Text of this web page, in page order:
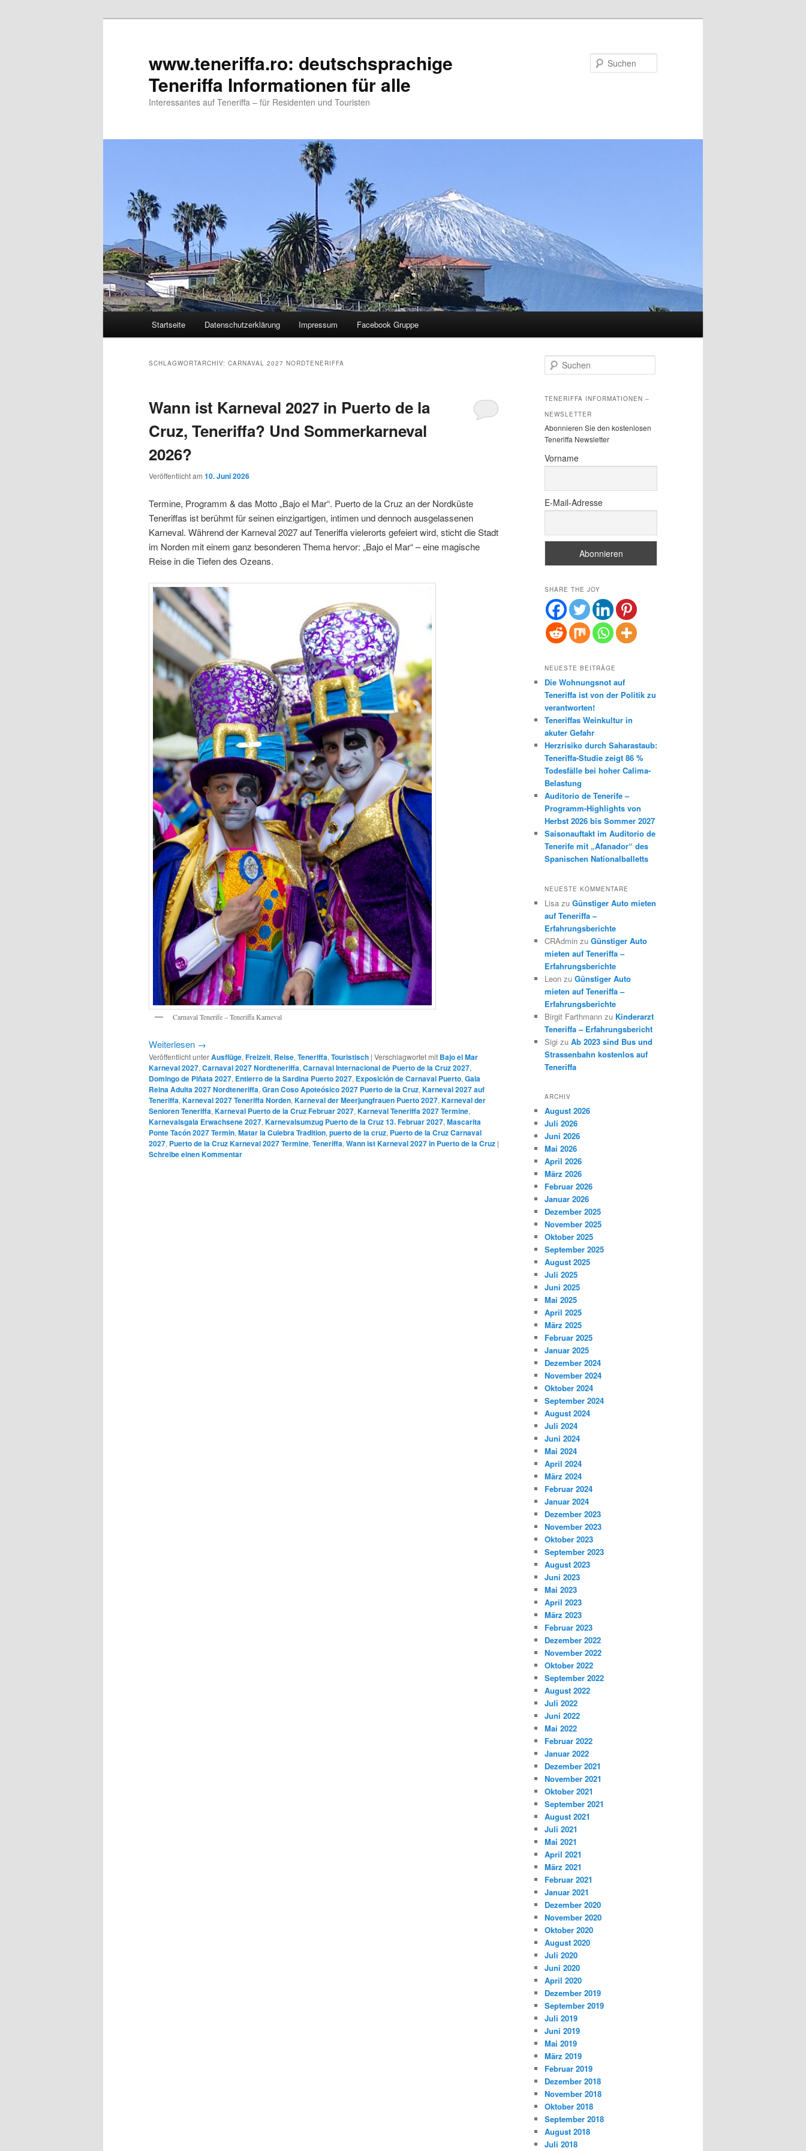
www.teneriffa.ro: deutschsprachige
Teneriffa Informationen für alle
Interessantes auf Teneriffa – für Residenten und Touristen
Zum
springen
Zum
springen
Startseite Datenschutzerklärung Impressum Facebook Gruppe
SCHLAGWORTARCHIV: CARNAVAL 2027 NORDTENERIFFA
Wann ist Karneval 2027 in Puerto de la
Cruz, Teneriffa? Und Sommerkarneval
2026?
Veröffentlicht am 10. Juni 2026
Termine, Programm & das Motto „Bajo el Mar“. Puerto de la Cruz an der Nordküste
Teneriffas ist berühmt für seinen einzigartigen, intimen und dennoch ausgelassenen
Karneval. Während der Karneval 2027 auf Teneriffa vielerorts gefeiert wird, sticht die Stadt
im Norden mit einem ganz besonderen Thema hervor: „Bajo el Mar“ – eine magische
Reise in die Tiefen des Ozeans.
Carnaval Tenerife – Teneriffa Karneval
Weiterlesen →
Veröffentlicht unterAusflüge,Freizeit, Reise,Teneriffa,Touristisch | Verschlagwortet mit Bajo el Mar
Karneval 2027,Carnaval 2027 Nordteneriffa,Carnaval Internacional de Puerto de la Cruz 2027,
Domingo de Piñata 2027, Entierro de la Sardina Puerto 2027, Exposición de Carnaval Puerto,Gala
Reina Adulta 2027 Nordteneriffa,Gran Coso Apoteósico 2027 Puerto de la Cruz,Karneval 2027 auf
Teneriffa,Karneval 2027 Teneriffa Norden,Karneval der Meerjungfrauen Puerto 2027,Karneval der
Senioren Teneriffa,Karneval Puerto de la Cruz Februar 2027,Karneval Teneriffa 2027 Termine,
Karnevalsgala Erwachsene 2027,Karnevalsumzug Puerto de la Cruz 13. Februar 2027,Mascarita
Ponte Tacón 2027 Termin,Matar la Culebra Tradition,puerto de la cruz, Puerto de la Cruz Carnaval
2027, Puerto de la Cruz Karneval 2027 Termine,Teneriffa,Wann ist Karneval 2027 in Puerto de la Cruz |
Schreibe einen Kommentar
u
h
n
TENERIFFA INFORMATIONEN –
NEWSLETTER
Abonnieren Sie den kostenlosen
Teneriffa Newsletter
Vorname
E-Mail-Adresse
SHARE THE JOY
NEUESTE BEITRÄGE
Die Wohnungsnot auf
Teneriffa ist von der Politik zu
verantworten!
Teneriffas Weinkultur in
akuter Gefahr
Herzrisiko durch Saharastaub:
Teneriffa-Studie zeigt 86 %
Todesfälle bei hoher Calima-
Belastung
Auditorio de Tenerife –
Programm-Highlights von
Herbst 2026 bis Sommer 2027
Saisonauftakt im Auditorio de
Tenerife mit „Afanador“ des
Spanischen Nationalballetts
NEUESTE KOMMENTARE
Lisa zu Günstiger Auto mieten
auf Teneriffa –
Erfahrungsberichte
CRAdmin zu Günstiger Auto
mieten auf Teneriffa –
Erfahrungsberichte
Leon zu Günstiger Auto
mieten auf Teneriffa –
Erfahrungsberichte
Birgit Farthmann zu Kinderarzt
Teneriffa – Erfahrungsbericht
Sigi zu Ab 2023 sind Bus und
Strassenbahn kostenlos auf
Teneriffa
ARCHIV
August 2026
Juli 2026
Juni 2026
Mai 2026
April 2026
März 2026
Februar 2026
Januar 2026
Dezember 2025
November 2025
Oktober 2025
September 2025
August 2025
Juli 2025
Juni 2025
Mai 2025
April 2025
März 2025
Februar 2025
Januar 2025
Dezember 2024
November 2024
Oktober 2024
September 2024
August 2024
Juli 2024
Juni 2024
Mai 2024
April 2024
März 2024
Februar 2024
Januar 2024
Dezember 2023
November 2023
Oktober 2023
September 2023
August 2023
Juni 2023
Mai 2023
April 2023
März 2023
Februar 2023
Dezember 2022
November 2022
Oktober 2022
September 2022
August 2022
Juli 2022
Juni 2022
Mai 2022
Februar 2022
Januar 2022
Dezember 2021
November 2021
Oktober 2021
September 2021
August 2021
Juli 2021
Mai 2021
April 2021
März 2021
Februar 2021
Januar 2021
Dezember 2020
November 2020
Oktober 2020
August 2020
Juli 2020
Juni 2020
April 2020
Dezember 2019
September 2019
Juli 2019
Juni 2019
Mai 2019
März 2019
Februar 2019
Dezember 2018
November 2018
Oktober 2018
September 2018
August 2018
Juli 2018